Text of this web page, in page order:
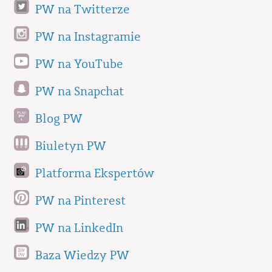
PW na Twitterze
PW na Instagramie
PW na YouTube
PW na Snapchat
Blog PW
Biuletyn PW
Platforma Ekspertów
PW na Pinterest
PW na LinkedIn
Baza Wiedzy PW